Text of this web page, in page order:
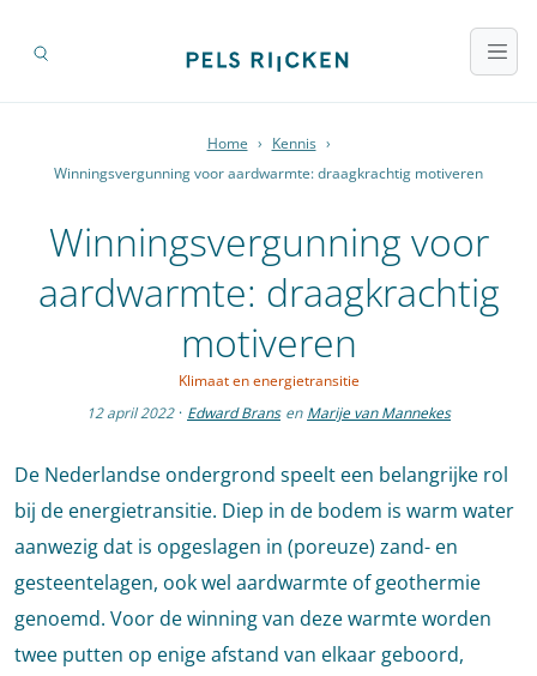
Home › Kennis ›
Winningsvergunning voor aardwarmte: draagkrachtig motiveren
Winningsvergunning voor
aardwarmte: draagkrachtig
motiveren
Klimaat en energietransitie
12 april 2022 · Edward Brans en Marije van Mannekes
De Nederlandse ondergrond speelt een belangrijke rol
bij de energietransitie. Diep in de bodem is warm water
aanwezig dat is opgeslagen in (poreuze) zand- en
gesteentelagen, ook wel aardwarmte of geothermie
genoemd. Voor de winning van deze warmte worden
twee putten op enige afstand van elkaar geboord,